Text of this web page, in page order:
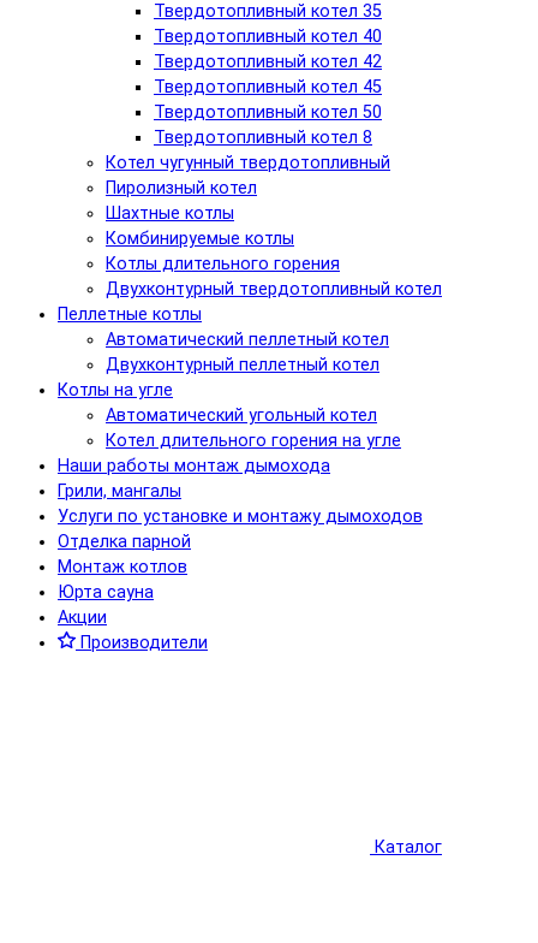
Твердотопливный котел 35
Твердотопливный котел 40
Твердотопливный котел 42
Твердотопливный котел 45
Твердотопливный котел 50
Твердотопливный котел 8
Котел чугунный твердотопливный
Пиролизный котел
Шахтные котлы
Комбинируемые котлы
Котлы длительного горения
Двухконтурный твердотопливный котел
Пеллетные котлы
Автоматический пеллетный котел
Двухконтурный пеллетный котел
Котлы на угле
Автоматический угольный котел
Котел длительного горения на угле
Наши работы монтаж дымохода
Грили, мангалы
Услуги по установке и монтажу дымоходов
Отделка парной
Монтаж котлов
Юрта сауна
Акции
Производители
Каталог